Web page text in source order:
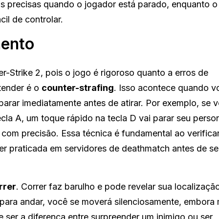
precisas quando o jogador está parado, enquanto
de controlar.
Strike 2, pois o jogo é rigoroso quanto a erros de
é o counter-strafing. Isso acontece quando
imediatamente antes de atirar. Por exemplo, se
A, um toque rápido na tecla D vai parar seu
precisão. Essa técnica é fundamental ao
praticada em servidores de deathmatch antes de
. Correr faz barulho e pode revelar sua
andar, você se moverá silenciosamente, embora
a diferença entre surpreender um inimigo ou ser